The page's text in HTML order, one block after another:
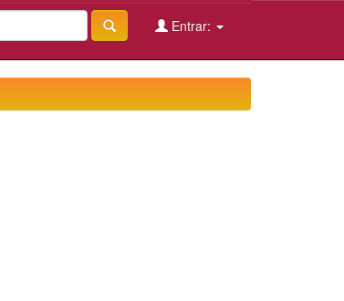
Entrar: